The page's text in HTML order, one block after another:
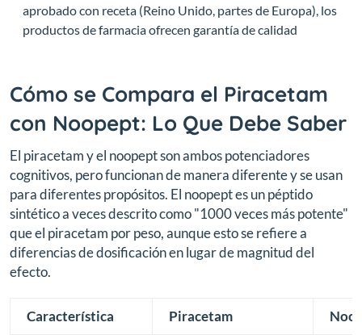
aprobado con receta (Reino Unido, partes de Europa), los
productos de farmacia ofrecen garantía de calidad
Cómo se Compara el Piracetam
con Noopept: Lo Que Debe Saber
El piracetam y el noopept son ambos potenciadores
cognitivos, pero funcionan de manera diferente y se usan
para diferentes propósitos. El noopept es un péptido
sintético a veces descrito como "1000 veces más potente"
que el piracetam por peso, aunque esto se refiere a
diferencias de dosificación en lugar de magnitud del
efecto.
Característica Piracetam